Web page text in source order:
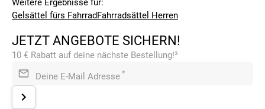
Weitere Ergebnisse für:
Gelsättel fürs FahrradFahrradsättel Herren
JETZT ANGEBOTE SICHERN!
10 € Rabatt auf deine nächste Bestellung!³
Deine E-Mail Adresse *